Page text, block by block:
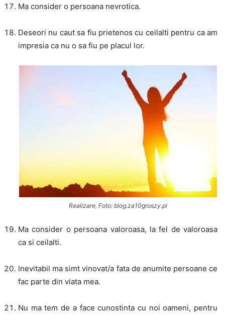
Ma consider o persoana nevrotica.
Deseori nu caut sa fiu prietenos cu ceilalti pentru ca am
impresia ca nu o sa fiu pe placul lor.
Realizare, Foto: blog.za10groszy.pl
Ma consider o persoana valoroasa, la fel de valoroasa
ca si ceilalti.
Inevitabil ma simt vinovat/a fata de anumite persoane ce
fac parte din viata mea.
Nu ma tem de a face cunostinta cu noi oameni, pentru